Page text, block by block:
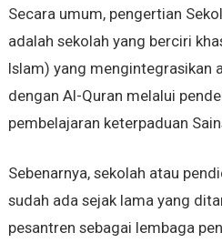
Secara umum, pengertian
adalah sekolah yang berciri
Islam) yang mengintegrasikan
dengan Al-Quran melalui
pembelajaran keterpaduan
Sebenarnya, sekolah atau
sudah ada sejak lama yang
pesantren sebagai lembaga